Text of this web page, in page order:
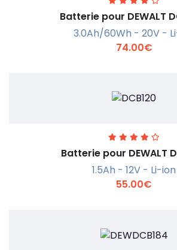
En savoir +
Batterie pour DEWALT
3.0Ah/60Wh - 20V -
74.00€
En savoir +
Batterie pour DEWALT
1.5Ah - 12V - Li-ion
55.00€